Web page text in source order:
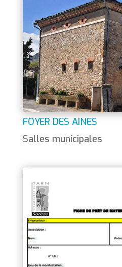
FOYER DES AINES
Salles municipales